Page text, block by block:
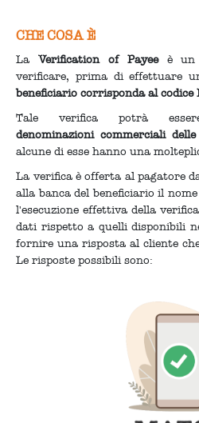
CHE COSA È
LaVerification of Payeeè un
verificare, prima di effettuare
beneficiario corrisponda al
Tale verifica potrà
denominazioni commerciali
alcune di esse hanno una
La verifica è offerta al pagatore
alla banca del beneficiario il
l'esecuzione effettiva della
dati rispetto a quelli disponibili
fornire una risposta al cliente
Le risposte possibili sono: